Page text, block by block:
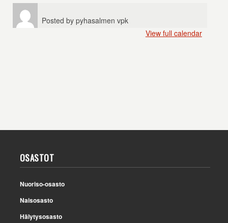
Posted by pyhasalmen vpk
View full calendar
OSASTOT
Nuoriso-osasto
Naisosasto
Hälytysosasto